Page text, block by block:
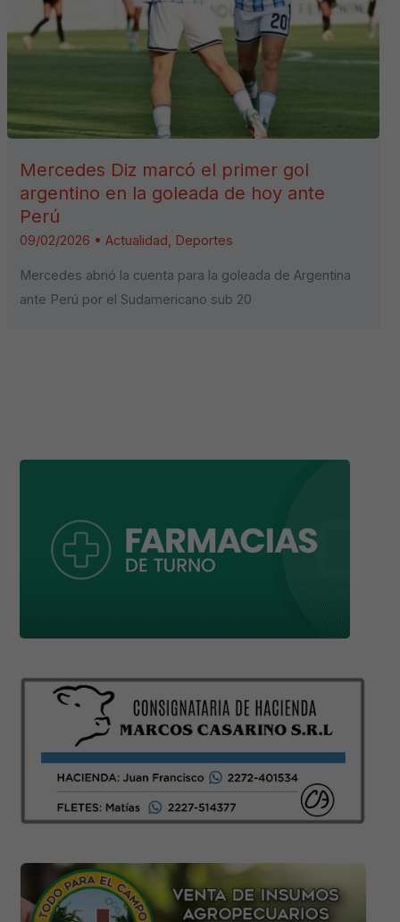
Mercedes Diz marcó el primer gol
argentino en la goleada de hoy ante
Perú
09/02/2026 •Actualidad, Deportes
Mercedes abrió la cuenta para la goleada de Argentina
ante Perú por el Sudamericano sub 20